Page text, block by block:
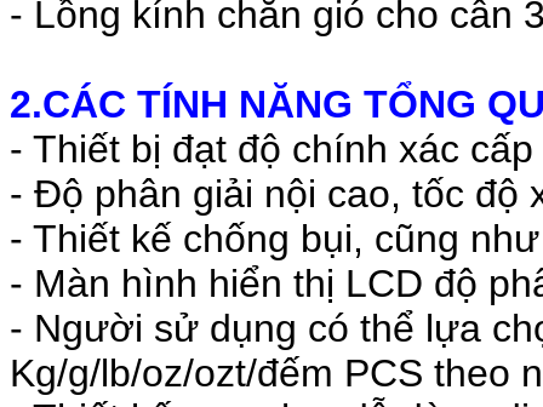
- Lồng kính chắn gió cho cân
2.CÁC TÍNH NĂNG TỔNG
- Thiết bị đạt độ chính xác
- Độ phân giải nội cao, tốc độ
- Thiết kế chống bụi, cũng
- Màn hình hiển thị LCD độ
- Người sử dụng có thể lựa
Kg/g/lb/oz/ozt/đếm PCS theo